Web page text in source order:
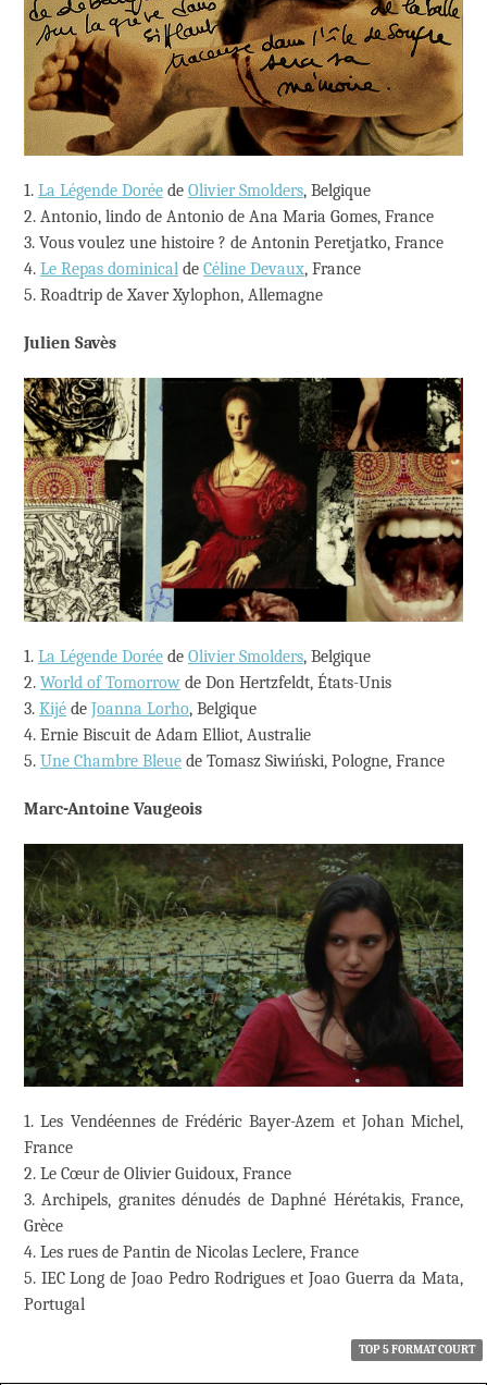
1. La Légende Dorée de Olivier Smolders, Belgique
2. Antonio, lindo de Antonio de Ana Maria Gomes, France
3. Vous voulez une histoire ? de Antonin Peretjatko, France
4. Le Repas dominical de Céline Devaux, France
5. Roadtrip de Xaver Xylophon, Allemagne
Julien Savès
1. La Légende Dorée de Olivier Smolders, Belgique
2. World of Tomorrow de Don Hertzfeldt, États-Unis
3. Kijé de Joanna Lorho, Belgique
4. Ernie Biscuit de Adam Elliot, Australie
5. Une Chambre Bleue de Tomasz Siwiński, Pologne, France
Marc-Antoine Vaugeois
1. Les Vendéennes de Frédéric Bayer-Azem et Johan Michel,
France
2. Le Cœur de Olivier Guidoux, France
3. Archipels, granites dénudés de Daphné Hérétakis, France,
Grèce
4. Les rues de Pantin de Nicolas Leclere, France
5. IEC Long de Joao Pedro Rodrigues et Joao Guerra da Mata,
Portugal
TOP 5 FORMAT COURT